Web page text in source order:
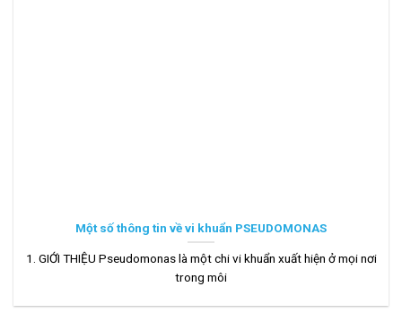
Một số thông tin về vi khuẩn PSEUDOMONAS
1. GIỚI THIỆU Pseudomonas là một chi vi khuẩn xuất hiện ở mọi nơi
trong môi